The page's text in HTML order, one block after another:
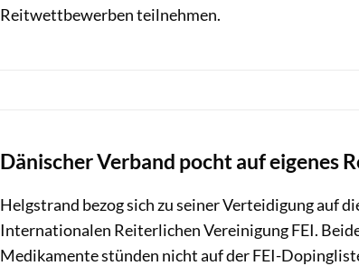
Reitwettbewerben teilnehmen.
Dänischer Verband pocht auf eigenes
Helgstrand bezog sich zu seiner Verteidigung auf
Internationalen Reiterlichen Vereinigung FEI.
Medikamente stünden nicht auf der FEI-